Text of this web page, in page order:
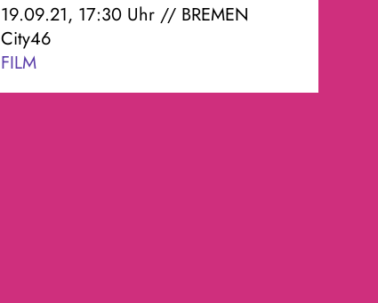
19.09.21, 17:30 Uhr // BREMEN
City46
FILM